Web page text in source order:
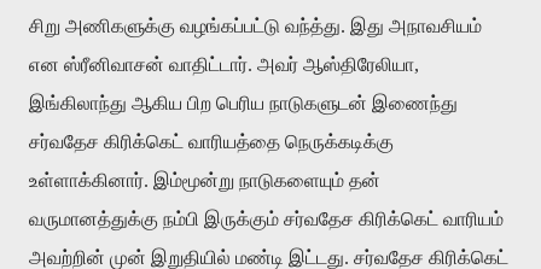
சிறு அணிகளுக்கு வழங்கப்பட்டு வந்த்து. இது அநாவசியம்
என ஸ்ரீனிவாசன் வாதிட்டார். அவர் ஆஸ்திரேலியா,
இங்கிலாந்து ஆகிய பிற பெரிய நாடுகளுடன் இணைந்து
சர்வதேச கிரிக்கெட் வாரியத்தை நெருக்கடிக்கு
உள்ளாக்கினார். இம்மூன்று நாடுகளையும் தன்
வருமானத்துக்கு நம்பி இருக்கும் சர்வதேச கிரிக்கெட் வாரியம்
அவற்றின் முன் இறுதியில் மண்டி இட்டது. சர்வதேச கிரிக்கெட்